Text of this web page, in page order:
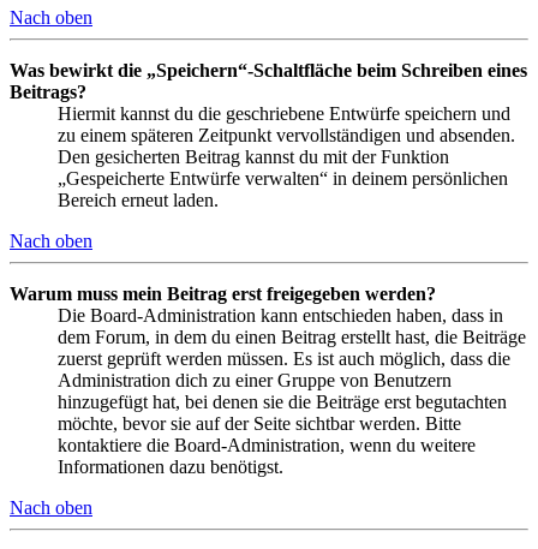
Nach oben
Was bewirkt die „Speichern“-Schaltfläche beim Schreiben eines
Beitrags?
Hiermit kannst du die geschriebene Entwürfe speichern und
zu einem späteren Zeitpunkt vervollständigen und absenden.
Den gesicherten Beitrag kannst du mit der Funktion
„Gespeicherte Entwürfe verwalten“ in deinem persönlichen
Bereich erneut laden.
Nach oben
Warum muss mein Beitrag erst freigegeben werden?
Die Board-Administration kann entschieden haben, dass in
dem Forum, in dem du einen Beitrag erstellt hast, die Beiträge
zuerst geprüft werden müssen. Es ist auch möglich, dass die
Administration dich zu einer Gruppe von Benutzern
hinzugefügt hat, bei denen sie die Beiträge erst begutachten
möchte, bevor sie auf der Seite sichtbar werden. Bitte
kontaktiere die Board-Administration, wenn du weitere
Informationen dazu benötigst.
Nach oben